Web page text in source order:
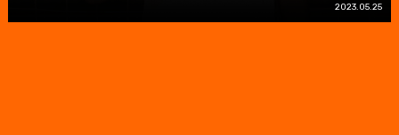
2023.05.25